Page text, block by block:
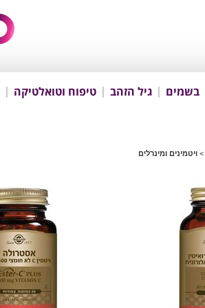
בשמים גיל הזהב טיפוח וטואלטיקה
> ויטמינים ומינרלים